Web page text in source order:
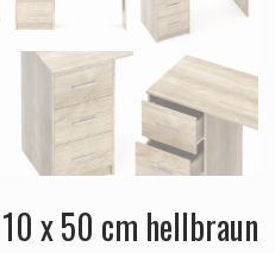
x 50 cm hellbraun